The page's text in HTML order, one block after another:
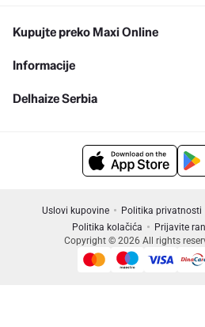
Kupujte preko Maxi Online
Informacije
Delhaize Serbia
Uslovi kupovine Politika privatnosti
Politika kolačića
Prijavite
Copyright © 2026 All rights